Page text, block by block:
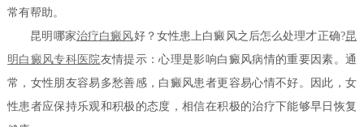
常有帮助。
昆明哪家治疗白癜风好？女性患上白癜风之后怎么处理才正确?昆
明白癜风专科医院友情提示：心理是影响白癜风病情的重要因素。通
常，女性朋友容易多愁善感，白癜风患者更容易心情不好。因此，女
性患者应保持乐观和积极的态度，相信在积极的治疗下能够早日恢复